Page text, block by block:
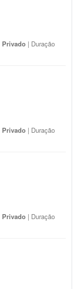
Privado | Duração
Privado | Duração
Privado | Duração